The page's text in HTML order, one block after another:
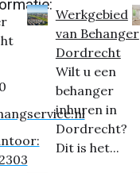
Werkgebied
van Behanger
Dordrecht
Wilt u een
behanger
inhuren in
Dordrecht?
Dit is het...